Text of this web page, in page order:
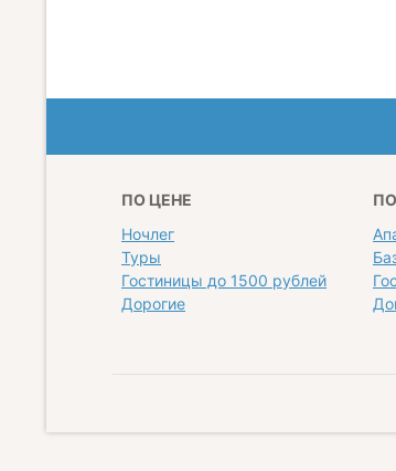
ПО ЦЕНЕ
Ночлег
Туры
Гостиницы до 1500 рублей
Дорогие